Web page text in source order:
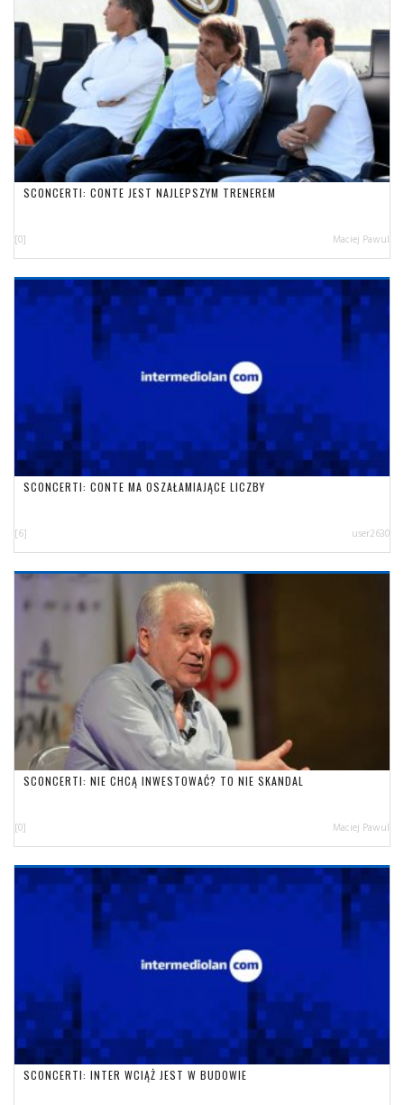
SCONCERTI: CONTE JEST NAJLEPSZYM TRENEREM
[0] Maciej Pawul
SCONCERTI: CONTE MA OSZAŁAMIAJĄCE LICZBY
[6] user2630
SCONCERTI: NIE CHCĄ INWESTOWAĆ? TO NIE SKANDAL
[0] Maciej Pawul
SCONCERTI: INTER WCIĄŻ JEST W BUDOWIE